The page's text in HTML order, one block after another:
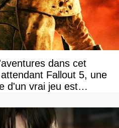
dans cet
Fallout 5, une
d'un vrai jeu est